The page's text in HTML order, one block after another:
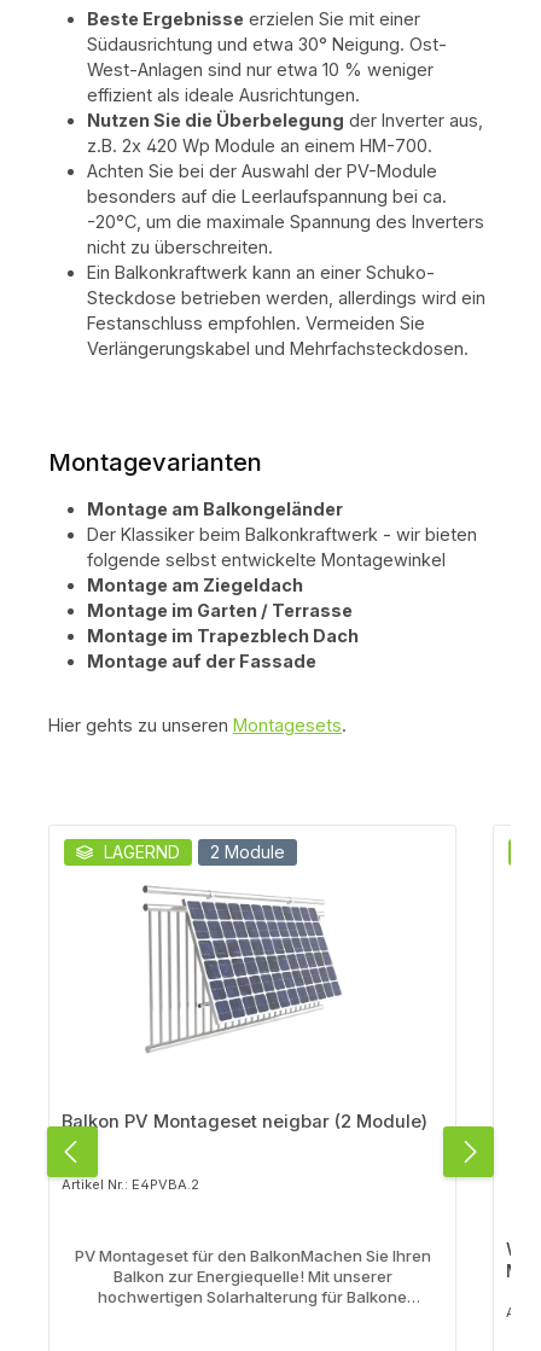
Beste Ergebnisse erzielen Sie mit einer
Südausrichtung und etwa 30° Neigung. Ost-
West-Anlagen sind nur etwa 10 % weniger
effizient als ideale Ausrichtungen.
Nutzen Sie die Überbelegung der Inverter aus,
z.B. 2x 420 Wp Module an einem HM-700.
Achten Sie bei der Auswahl der PV-Module
besonders auf die Leerlaufspannung bei ca.
-20°C, um die maximale Spannung des Inverters
nicht zu überschreiten.
Ein Balkonkraftwerk kann an einer Schuko-
Steckdose betrieben werden, allerdings wird ein
Festanschluss empfohlen. Vermeiden Sie
Verlängerungskabel und Mehrfachsteckdosen.
Montagevarianten
Montage am Balkongeländer
Der Klassiker beim Balkonkraftwerk - wir bieten
folgende selbst entwickelte Montagewinkel
Montage am Ziegeldach
Montage im Garten / Terrasse
Montage im Trapezblech Dach
Montage auf der Fassade
Hier gehts zu unseren Montagesets.
Produktgalerie überspringen
LAGERND 2 Module
Balkon PV Montageset neigbar (2 Module)
Artikel Nr.: E4PVBA.2
PV Montageset für den BalkonMachen Sie Ihren
Balkon zur Energiequelle! Mit unserer
hochwertigen Solarhalterung für Balkone